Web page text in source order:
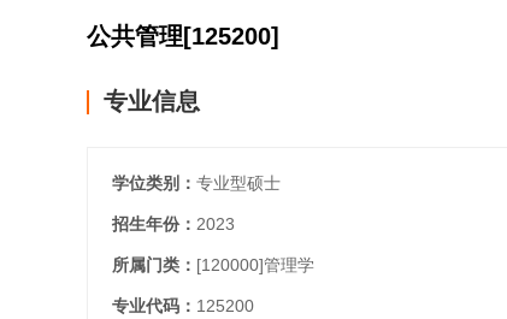
公共管理[125200]
专业信息
学位类别： 专业型硕士
招生年份： 2023
所属门类： [120000]管理学
专业代码： 125200